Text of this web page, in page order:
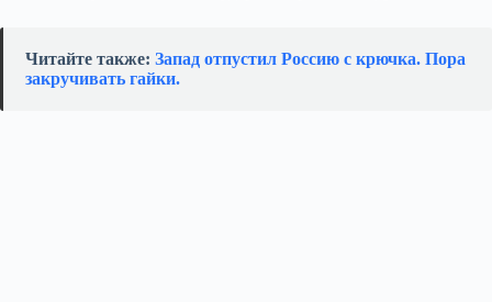
Читайте также: Запад отпустил Россию с крючка. Пора
закручивать гайки.